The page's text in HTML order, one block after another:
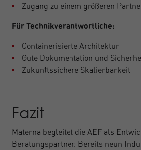
Zugang zu einem größeren
Für Technikverantwortliche:
Containerisierte Architektur
Gute Dokumentation und
Zukunftssichere Skalierbarkeit
Fazit
Materna begleitet die AEF als
Beratungspartner. Bereits neun